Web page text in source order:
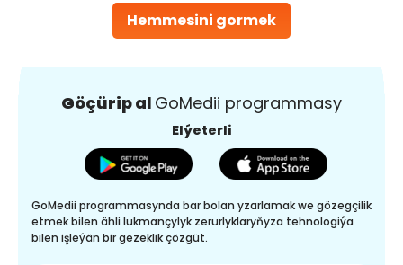
Hemmesini gormek
Göçürip al GoMedii programmasy
Elýeterli
GoMedii programmasynda bar bolan yzarlamak we gözegçilik
etmek bilen ähli lukmançylyk zerurlyklaryňyza tehnologiýa
bilen işleýän bir gezeklik çözgüt.